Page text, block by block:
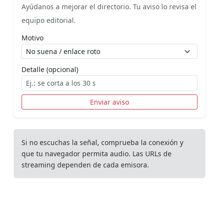
Ayúdanos a mejorar el directorio. Tu aviso lo revisa el
equipo editorial.
Motivo
Detalle (opcional)
Enviar aviso
Si no escuchas la señal, comprueba la conexión y
que tu navegador permita audio. Las URLs de
streaming dependen de cada emisora.